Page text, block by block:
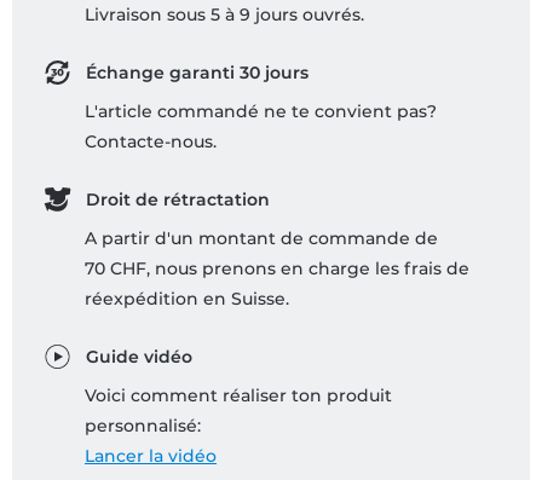
Livraison sous 5 à 9 jours ouvrés.
Échange garanti 30 jours
L'article commandé ne te convient pas?
Contacte-nous.
Droit de rétractation
A partir d'un montant de commande de
70 CHF, nous prenons en charge les frais de
réexpédition en Suisse.
Guide vidéo
Voici comment réaliser ton produit
personnalisé:
Lancer la vidéo